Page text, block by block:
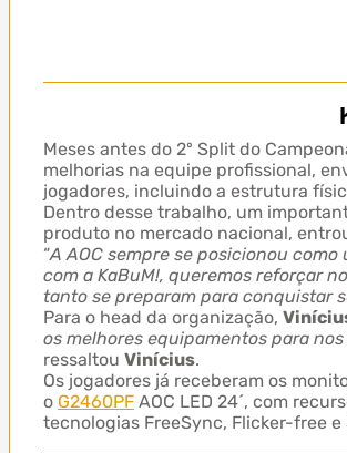
Meses antes do 2º Split do
melhorias na equipe profissional,
jogadores, incluindo a estrutura
Dentro desse trabalho, um
produto no mercado nacional,
“A AOC sempre se posicionou
com a KaBuM!, queremos reforçar
tanto se preparam para conquistar
Para o head da organização,
os melhores equipamentos para
ressaltou Vinícius.
Os jogadores já receberam os
o G2460PF AOC LED 24´, com
tecnologias FreeSync, Flicker-free